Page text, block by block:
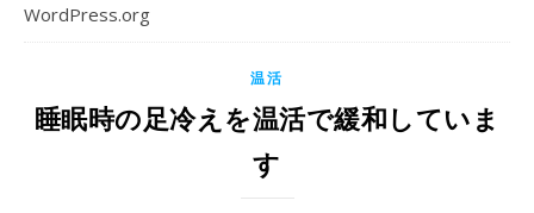
WordPress.org
温活
睡眠時の足冷えを温活で緩和していま
す